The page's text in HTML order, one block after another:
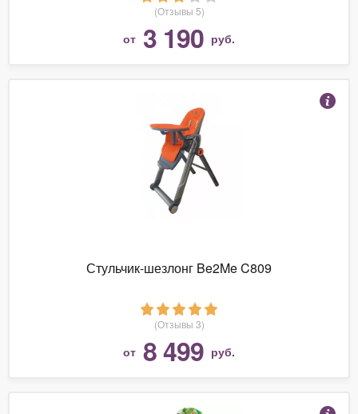
(Отзывы 5)
от 3 190 руб.
Стульчик-шезлонг Be2Me C809
(Отзывы 3)
от 8 499 руб.